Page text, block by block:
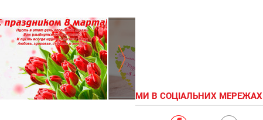
МИ В СОЦІАЛЬНИХ МЕРЕЖАХ